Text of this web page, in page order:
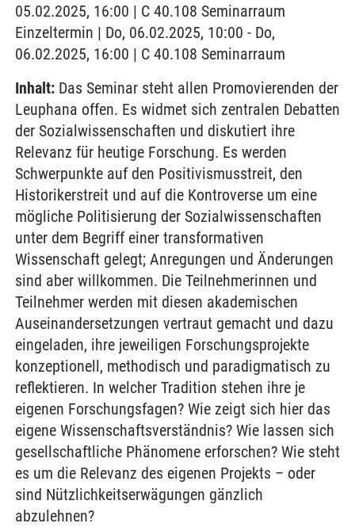
05.02.2025, 16:00 | C 40.108 Seminarraum
Einzeltermin | Do, 06.02.2025, 10:00 - Do,
06.02.2025, 16:00 | C 40.108 Seminarraum
Inhalt: Das Seminar steht allen Promovierenden der
Leuphana offen. Es widmet sich zentralen Debatten
der Sozialwissenschaften und diskutiert ihre
Relevanz für heutige Forschung. Es werden
Schwerpunkte auf den Positivismusstreit, den
Historikerstreit und auf die Kontroverse um eine
mögliche Politisierung der Sozialwissenschaften
unter dem Begriff einer transformativen
Wissenschaft gelegt; Anregungen und Änderungen
sind aber willkommen. Die Teilnehmerinnen und
Teilnehmer werden mit diesen akademischen
Auseinandersetzungen vertraut gemacht und dazu
eingeladen, ihre jeweiligen Forschungsprojekte
konzeptionell, methodisch und paradigmatisch zu
reflektieren. In welcher Tradition stehen ihre je
eigenen Forschungsfagen? Wie zeigt sich hier das
eigene Wissenschaftsverständnis? Wie lassen sich
gesellschaftliche Phänomene erforschen? Wie steht
es um die Relevanz des eigenen Projekts – oder
sind Nützlichkeitserwägungen gänzlich
abzulehnen?